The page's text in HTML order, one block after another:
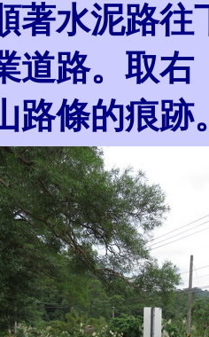
著水泥路
道路。取
路條的痕跡